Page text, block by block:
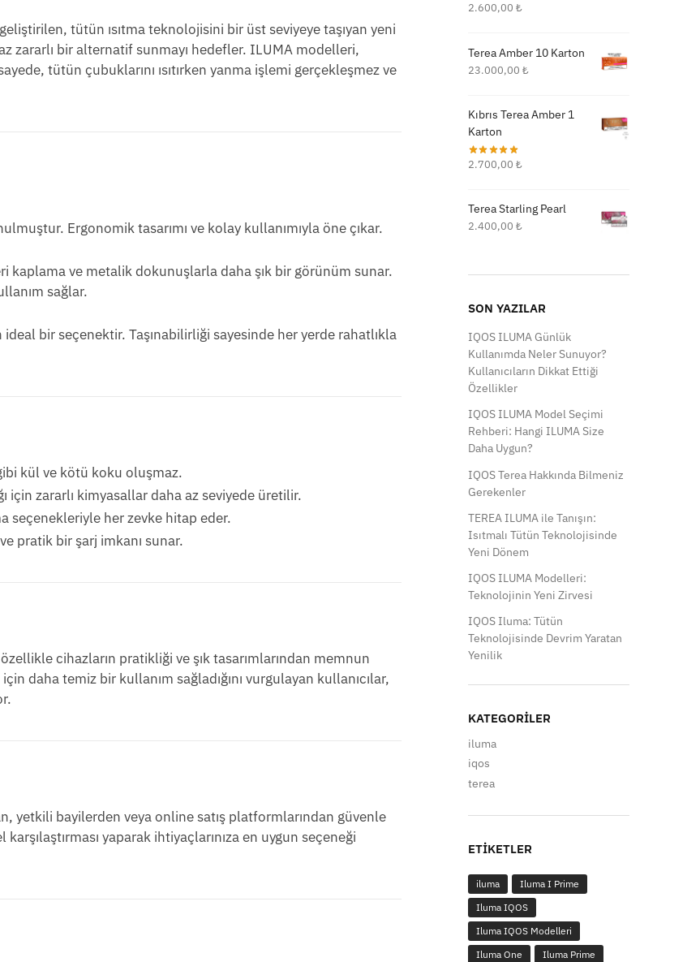
tütün ısıtma teknolojisini bir üst seviyeye taşıyan yeni
zararlı bir alternatif sunmayı hedefler. ILUMA modelleri,
tütün çubuklarını ısıtırken yanma işlemi gerçekleşmez ve
Ergonomik tasarımı ve kolay kullanımıyla öne çıkar.
kaplama ve metalik dokunuşlarla daha şık bir görünüm sunar.
sağlar.
bir seçenektir. Taşınabilirliği sayesinde her yerde rahatlıkla
kül ve kötü koku oluşmaz.
için zararlı kimyasallar daha az seviyede üretilir.
seçenekleriyle her zevke hitap eder.
pratik bir şarj imkanı sunar.
cihazların pratikliği ve şık tasarımlarından memnun
daha temiz bir kullanım sağladığını vurgulayan kullanıcılar,
yetkili bayilerden veya online satış platformlarından güvenle
yaparak ihtiyaçlarınıza en uygun seçeneği
2.600,00₺
Terea Amber 10 Karton
23.000,00₺
Kıbrıs Terea Amber 1
Karton
2.700,00₺
Terea Starling Pearl
2.400,00₺
SON YAZILAR
IQOS ILUMA Günlük
Kullanımda Neler Sunuyor?
Kullanıcıların Dikkat Ettiği
Özellikler
IQOS ILUMA Model Seçimi
Rehberi: Hangi ILUMA Size
Daha Uygun?
IQOS Terea Hakkında Bilmeniz
Gerekenler
TEREA ILUMA ile Tanışın:
Isıtmalı Tütün Teknolojisinde
Yeni Dönem
IQOS ILUMA Modelleri:
Teknolojinin Yeni Zirvesi
IQOS Iluma: Tütün
Teknolojisinde Devrim Yaratan
Yenilik
KATEGORILER
iluma
iqos
terea
ETIKETLER
iluma
Iluma I Prime
Iluma IQOS
Iluma IQOS Modelleri
Iluma One
Iluma Prime